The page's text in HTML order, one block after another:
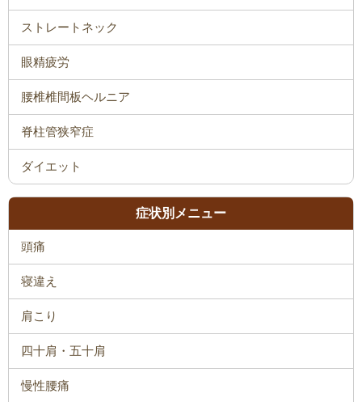
ストレートネック
眼精疲労
腰椎椎間板ヘルニア
脊柱管狭窄症
ダイエット
症状別メニュー
頭痛
寝違え
肩こり
四十肩・五十肩
慢性腰痛